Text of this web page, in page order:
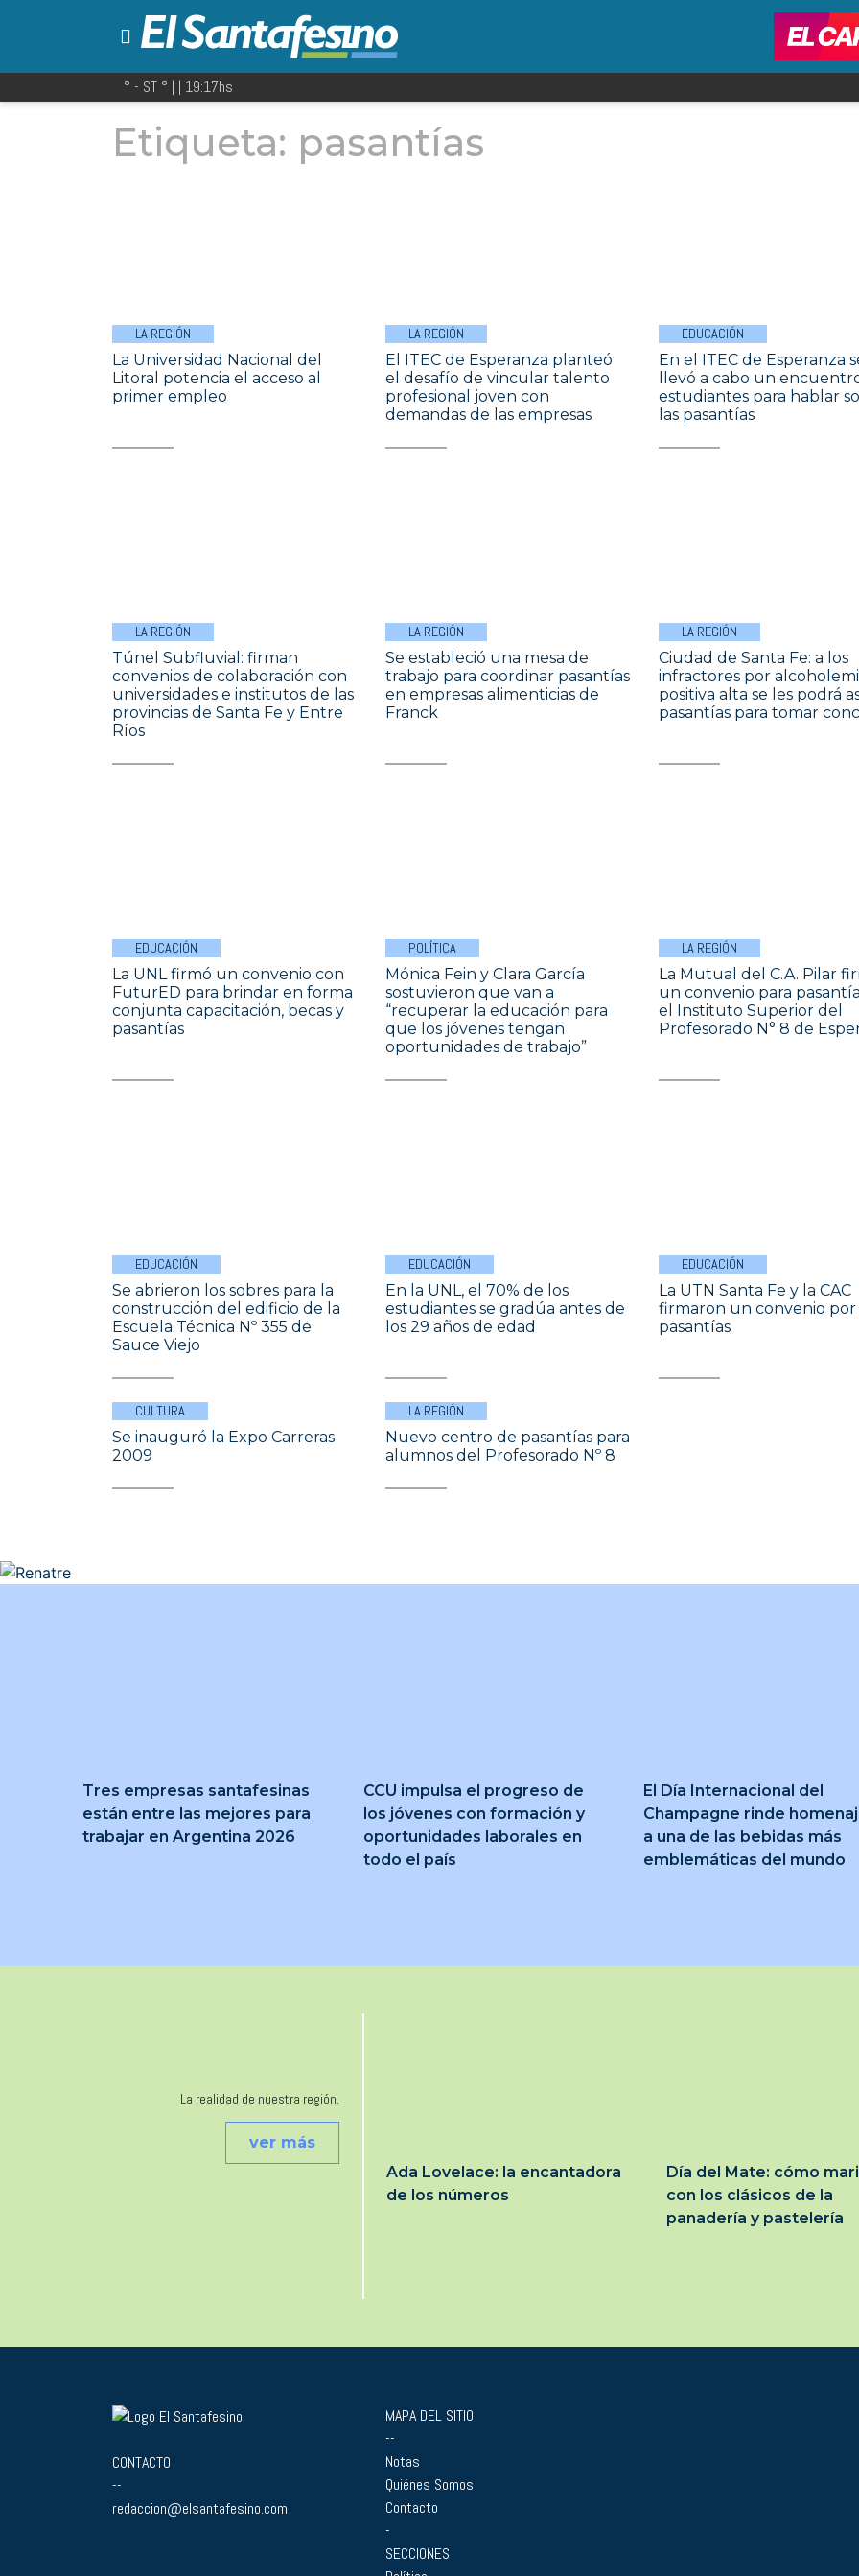
° - ST ° | | 19:17hs
Etiqueta: pasantías
LA REGIÓN
La Universidad Nacional del
Litoral potencia el acceso al
primer empleo
LA REGIÓN
El ITEC de Esperanza planteó
el desafío de vincular talento
profesional joven con
demandas de las empresas
EDUCACIÓN
En el ITEC de Esperanza
llevó a cabo un
estudiantes para hablar
las pasantías
LA REGIÓN
Túnel Subfluvial: firman
convenios de colaboración con
universidades e institutos de las
provincias de Santa Fe y Entre
Ríos
LA REGIÓN
Se estableció una mesa de
trabajo para coordinar pasantías
en empresas alimenticias de
Franck
LA REGIÓN
Ciudad de Santa Fe: a los
infractores por
positiva alta se les podrá
pasantías para tomar
EDUCACIÓN
La UNL firmó un convenio con
FuturED para brindar en forma
conjunta capacitación, becas y
pasantías
POLÍTICA
Mónica Fein y Clara García
sostuvieron que van a
“recuperar la educación para
que los jóvenes tengan
oportunidades de trabajo”
LA REGIÓN
La Mutual del C.A. Pilar
un convenio para
el Instituto Superior del
Profesorado N° 8 de
EDUCACIÓN
Se abrieron los sobres para la
construcción del edificio de la
Escuela Técnica Nº 355 de
Sauce Viejo
EDUCACIÓN
En la UNL, el 70% de los
estudiantes se gradúa antes de
los 29 años de edad
EDUCACIÓN
La UTN Santa Fe y la CAC
firmaron un convenio por
pasantías
CULTURA
Se inauguró la Expo Carreras
2009
LA REGIÓN
Nuevo centro de pasantías para
alumnos del Profesorado Nº 8
Tres empresas santafesinas
están entre las mejores para
trabajar en Argentina 2026
CCU impulsa el progreso de
los jóvenes con formación y
oportunidades laborales en
todo el país
El Día Internacional del
Champagne rinde
a una de las bebidas más
emblemáticas del mundo
La realidad de nuestra región.
ver más
Ada Lovelace: la encantadora
de los números
Día del Mate: cómo
con los clásicos de la
panadería y pastelería
CONTACTO
--
redaccion@elsantafesino.com
MAPA DEL SITIO
--
Notas
Quiénes Somos
Contacto
-
SECCIONES